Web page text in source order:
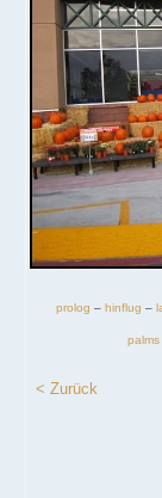
prolog – hinflug –
palms
< Zurück